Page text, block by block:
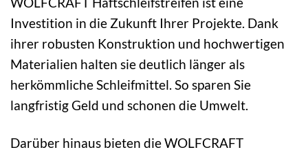
Investition in die Zukunft Ihrer Projekte. Dank
ihrer robusten Konstruktion und hochwertigen
Materialien halten sie deutlich länger als
herkömmliche Schleifmittel. So sparen Sie
langfristig Geld und schonen die Umwelt.
Darüber hinaus bieten die WOLFCRAFT